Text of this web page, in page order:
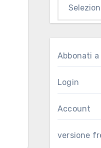
Abbonati a
Login
Account
versione